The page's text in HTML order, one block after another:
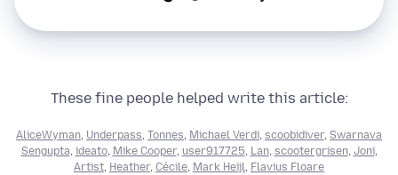
These fine people helped write this article:
AliceWyman, Underpass, Tonnes, Michael Verdi, scoobidiver, Swarnava
Sengupta, ideato, Mike Cooper, user917725, Lan, scootergrisen, Joni,
Artist, Heather, Cécile, Mark Heijl, Flavius Floare